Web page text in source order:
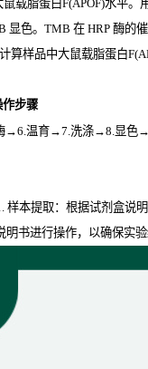
载脂蛋白F(APOF)水平。
显色。 TMB 在 HRP 酶的
算样品中大鼠载脂蛋白
作步骤
温育→7.洗涤→8.显色
样本提取：根据试剂盒说
书进行操作，以确保实验